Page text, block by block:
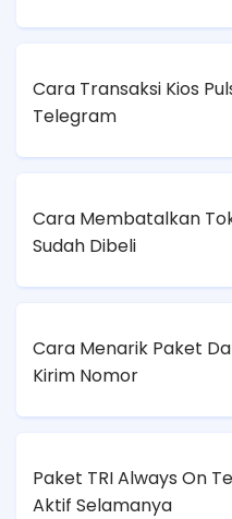
Cara Transaksi Kios
Telegram
Cara Membatalkan
Sudah Dibeli
Cara Menarik Paket
Kirim Nomor
Paket TRI Always On
Aktif Selamanya